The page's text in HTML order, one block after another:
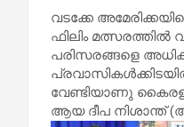
വടക്കേ
ഫിലിം മത്സരത്തിൽ
പരിസരങ്ങളെ
വേണ്ടിയാണു
ആയ ദീപ നിശാന്ത്